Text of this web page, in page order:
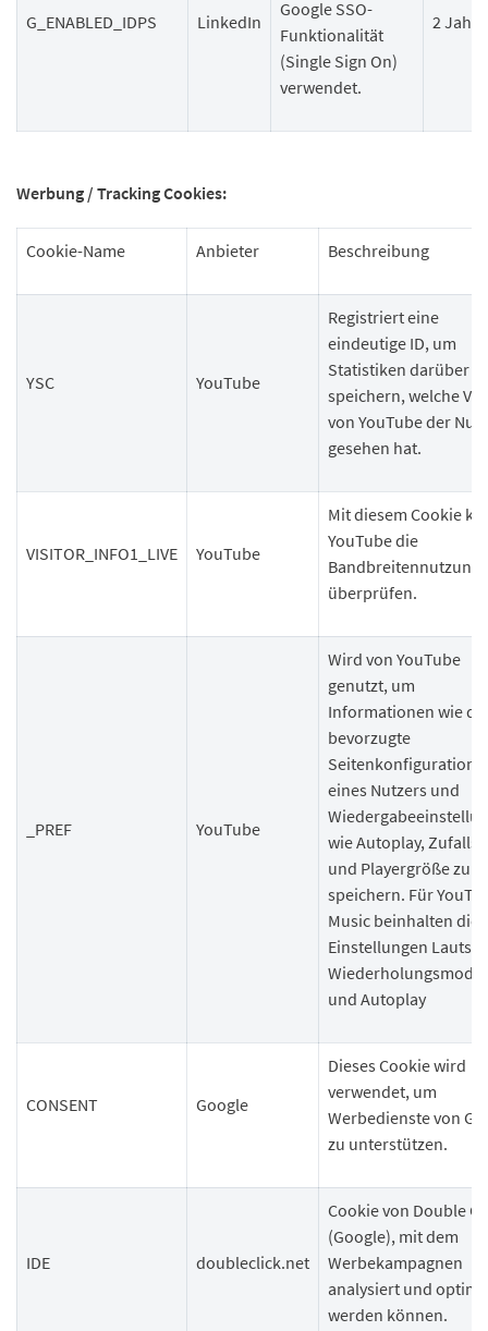
G_ENABLED_IDPS LinkedIn
Google SSO-
Funktionalität
(Single Sign On)
verwendet.
2 Jahre
Werbung / Tracking Cookies:
Cookie-Name Anbieter Beschreibung
YSC YouTube
Registriert eine
eindeutige ID, um
Statistiken darüber
speichern, welche
von YouTube der
gesehen hat.
VISITOR_INFO1_LIVE YouTube
Mit diesem Cookie
YouTube die
Bandbreitennutzung
überprüfen.
_PREF YouTube
Wird von YouTube
genutzt, um
Informationen wie die
bevorzugte
Seitenkonfiguration
eines Nutzers und
wie Autoplay,
und Playergröße zu
speichern. Für
Music beinhalten
Einstellungen
und Autoplay
CONSENT Google
Dieses Cookie wird
verwendet, um
Werbedienste von
zu unterstützen.
IDE doubleclick.net
Cookie von Double
(Google), mit dem
Werbekampagnen
analysiert und
werden können.